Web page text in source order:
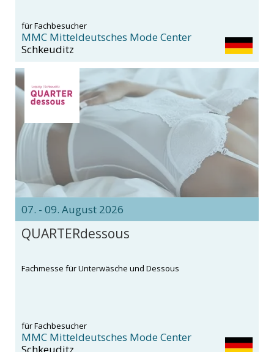
für Fachbesucher
MMC Mitteldeutsches Mode Center
Schkeuditz
07. - 09. August 2026
QUARTERdessous
Fachmesse für Unterwäsche und Dessous
für Fachbesucher
MMC Mitteldeutsches Mode Center